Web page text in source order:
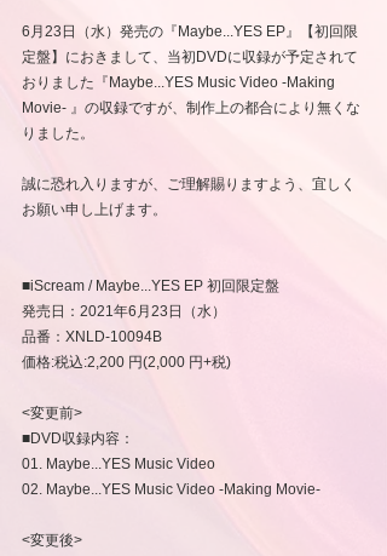
6月23日（水）発売の『Maybe...YES EP』【初回限
定盤】におきまして、当初DVDに収録が予定されて
おりました『Maybe...YES Music Video -Making
Movie- 』の収録ですが、制作上の都合により無くな
りました。
誠に恐れ入りますが、ご理解賜りますよう、宜しく
お願い申し上げます。
■iScream / Maybe...YES EP 初回限定盤
発売日：2021年6月23日（水）
品番：XNLD-10094B
価格:税込:2,200 円(2,000 円+税)
<変更前>
■DVD収録内容：
01. Maybe...YES Music Video
02. Maybe...YES Music Video -Making Movie-
<変更後>